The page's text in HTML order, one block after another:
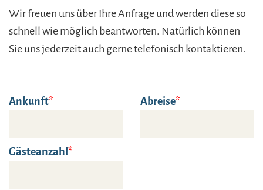
Wir freuen uns über Ihre Anfrage und werden diese so
schnell wie möglich beantworten. Natürlich können
Sie uns jederzeit auch gerne telefonisch kontaktieren.
Ankunft Abreise
Gästeanzahl